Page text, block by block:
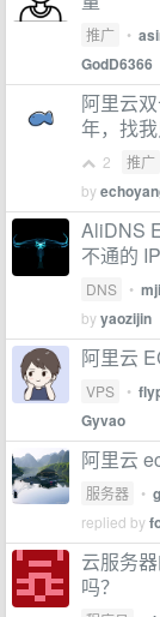
推广 •
GodD6366
阿里云
年，找
2 推广
by
AliDNS
不通的
DNS •
byyaozijin
阿里云
VPS •
Gyvao
阿里云
服务器 •
replied by
云服务
吗？